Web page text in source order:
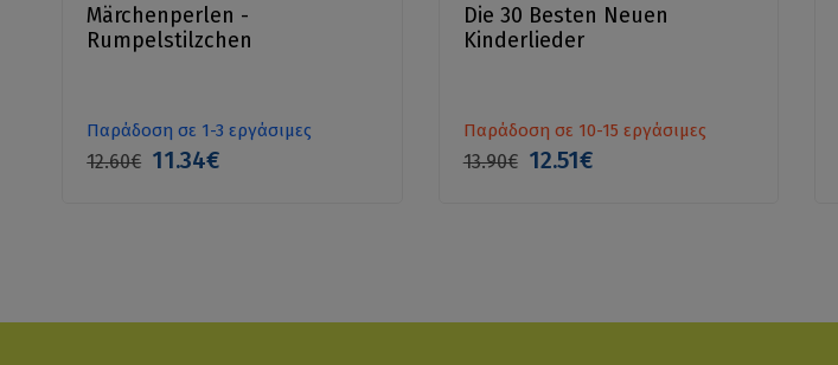
Märchenperlen -
Rumpelstilzchen
Παράδοση σε 1-3 εργάσιμες
12.60€ 11.34€
Die 30 Besten Neuen
Kinderlieder
Παράδοση σε 10-15 εργάσιμες
13.90€ 12.51€